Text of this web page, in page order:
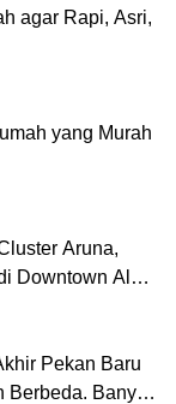
agar Rapi, Asri,
yang Murah
Aruna,
Downtown Alam
Pekan Baru
Berbeda. Banyak